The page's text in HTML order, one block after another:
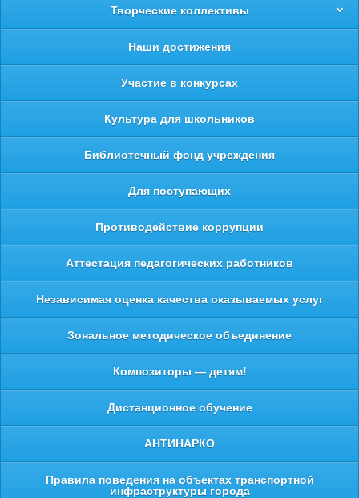
Творческие коллективы
Наши достижения
Участие в конкурсах
Культура для школьников
Библиотечный фонд учреждения
Для поступающих
Противодействие коррупции
Аттестация педагогических работников
Независимая оценка качества оказываемых услуг
Зональное методическое объединение
Композиторы — детям!
Дистанционное обучение
АНТИНАРКО
Правила поведения на объектах транспортной
инфраструктуры города